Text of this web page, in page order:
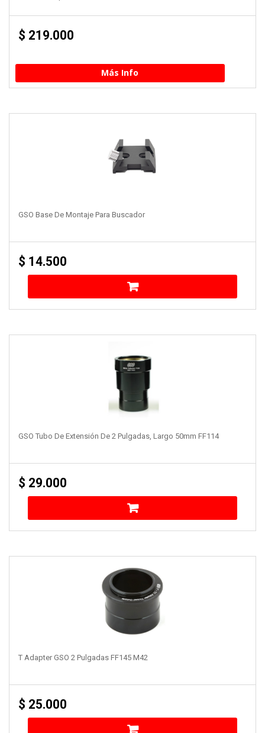
$ 219.000
Más Info
GSO Base De Montaje Para Buscador
$ 14.500
GSO Tubo De Extensión De 2 Pulgadas, Largo 50mm FF114
$ 29.000
T Adapter GSO 2 Pulgadas FF145 M42
$ 25.000